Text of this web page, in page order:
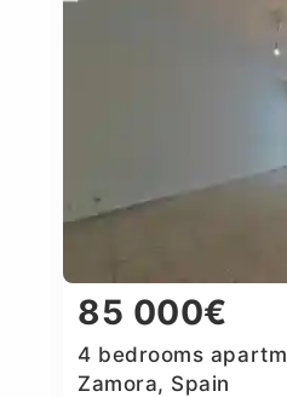
85 000€
4 bedrooms
Zamora, Spain